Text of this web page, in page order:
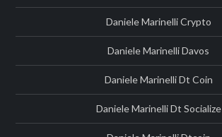
Daniele Marinelli Crypto
Daniele Marinelli Davos
Daniele Marinelli Dt Coin
Daniele Marinelli Dt Socialize